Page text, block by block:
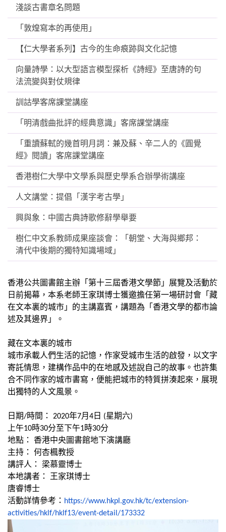
淺談古書章名問題
「敦煌寫本的再使用」
【仁大學者系列】古今的生命痕跡與文化記憶
向量詩學：以大型語言模型探析《詩經》至唐詩的句
法流變與對仗規律
訓詁學客席課堂講座
「明清戲曲批評的經典意識」客席課堂講座
「重讀蘇軾的幾首明月詞：兼及蘇、辛二人的《圓覺
經》閱讀」客席課堂講座
香港樹仁大學中文學系與歷史學系合辦學術講座
人文講堂：提倡「漢字考古學」
興與象：中國古典詩歌修辭學舉要
樹仁中文系教師成果座談會：「朝堂、大海與鄉邦：
清代中後期的獨特知識場域」
香港公共圖書館主辦「第十三屆香港文學節」 展覽及活動於
日前揭幕， 本系老師王家琪博士獲邀擔任第一場研討會「藏
在文本裏的城市」
的主講嘉賓，講題為「香港文學的都市論
述及其邊界」。
藏在文本裏的城市
城市承載人們生活的記憶，作家受城市生活的啟發， 以文字
寄託情思，建構作品中的在地感及述說自己的故事。 也許集
合不同作家的城市書寫，便能把城市的特質拼湊起來， 展現
出獨特的人文風景。
日期/時間： 2020年7月4日 (星期六)
上午10時30分至下午1時30分
地點： 香港中央圖書館地下演講廳
主持： 何杏楓教授
講評人： 梁慕靈博士
本地講者： 王家琪博士
唐睿博士
活動詳情參考： https://www.hkpl.gov.hk/tc/extension-
activities/hklf/hklf13/event-detail/173332